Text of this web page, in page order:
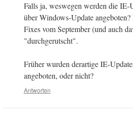
Falls ja, weswegen werden die IE-
über Windows-Update
Fixes vom September (und auch
"durchgerutscht".
Früher wurden derartige IE-
angeboten, oder nicht?
Antworten